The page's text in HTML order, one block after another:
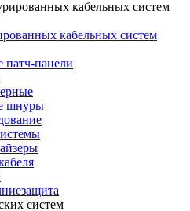
кабельных систем
панели
шнуры